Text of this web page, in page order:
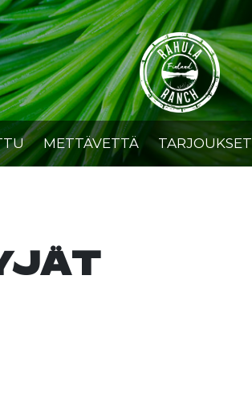
METTÄVETTÄ TARJOUKSET